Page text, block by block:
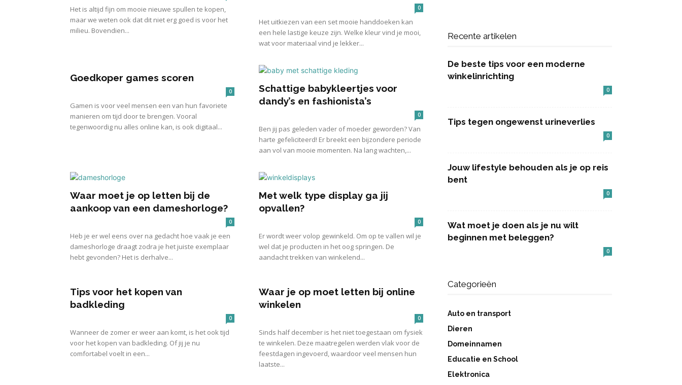
Het is altijd fijn om mooie nieuwe spullen te kopen,
maar we weten ook dat dit niet erg goed is voor het
milieu. Bovendien...
0
Het uitkiezen van een set mooie handdoeken kan
een hele lastige keuze zijn. Welke kleur vind je mooi,
wat voor materiaal vind je lekker...
Goedkoper games scoren
0
Gamen is voor veel mensen een van hun favoriete
manieren om tijd door te brengen. Vooral
tegenwoordig nu alles online kan, is ook digitaal...
Schattige babykleertjes voor
dandy’s en fashionista’s
0
Ben jij pas geleden vader of moeder geworden? Van
harte gefeliciteerd! Er breekt een bijzondere periode
aan vol van mooie momenten. Na lang wachten,...
Waar moet je op letten bij de
aankoop van een dameshorloge?
0
Heb je er wel eens over na gedacht hoe vaak je een
dameshorloge draagt zodra je het juiste exemplaar
hebt gevonden? Het is derhalve...
Met welk type display ga jij
opvallen?
0
Er wordt weer volop gewinkeld. Om op te vallen wil je
wel dat je producten in het oog springen. De
aandacht trekken van winkelend...
Tips voor het kopen van
badkleding
0
Wanneer de zomer er weer aan komt, is het ook tijd
voor het kopen van badkleding. Of jij je nu
comfortabel voelt in een...
Waar je op moet letten bij online
winkelen
0
Sinds half december is het niet toegestaan om fysiek
te winkelen. Deze maatregelen werden vlak voor de
feestdagen ingevoerd, waardoor veel mensen hun
laatste...
Recente artikelen
De beste tips voor een moderne
winkelinrichting
0
Tips tegen ongewenst urineverlies
0
Jouw lifestyle behouden als je op reis
bent
0
Wat moet je doen als je nu wilt
beginnen met beleggen?
0
Categorieën
Auto en transport
Dieren
Domeinnamen
Educatie en School
Elektronica